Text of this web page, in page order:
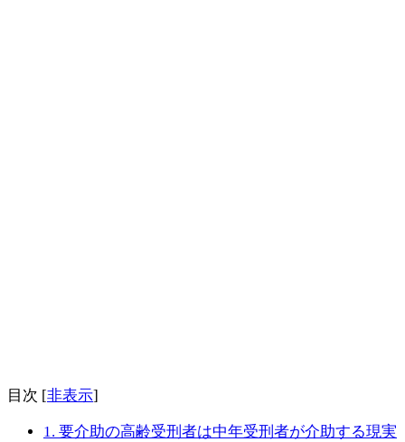
目次 [非表示]
1. 要介助の高齢受刑者は中年受刑者が介助する現実